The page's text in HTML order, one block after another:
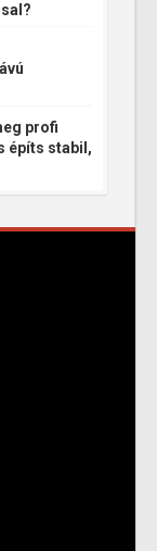
profi
építs stabil,